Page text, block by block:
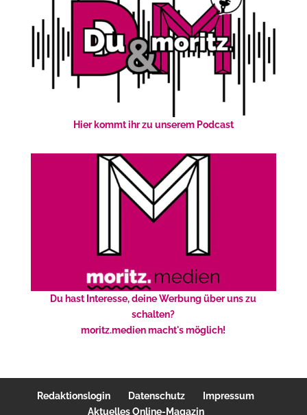
Hier kommt ihr zu unserem Podcast
Du hast Interesse, deine Werbung über uns zu
schalten?
moritz.medien macht's möglich!
Redaktionslogin Datenschutz
Impressum
Aktuelles Online-Magazin